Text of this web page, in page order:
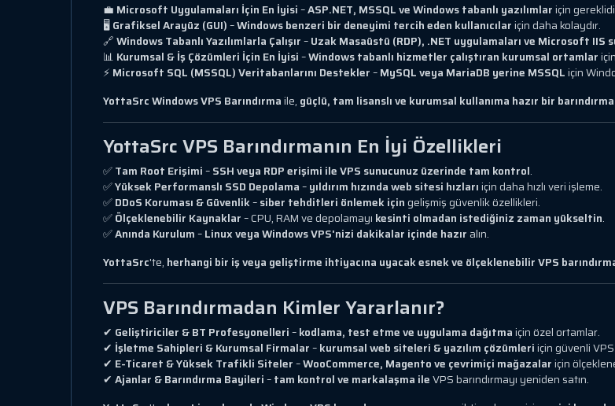
💼 Microsoft Uygulamaları İçin En İyisi–ASP.NET, MSSQL ve Windows tabanlı yazılımlariçin
🖥 Grafiksel Arayüz (GUI)–Windows benzeri bir deneyimi tercih eden kullanıcılariçin daha kolaydır.
🔗Windows Tabanlı Yazılımlarla Çalışır–Uzak Masaüstü (RDP), .NET uygulamaları ve Microsoft IIS
📊 Kurumsal & İş Çözümleri İçin En İyisi–Windows tabanlı hizmetler çalıştıran kurumsal ortamlar
⚡ Microsoft SQL (MSSQL) Veritabanlarını Destekler–MySQL veya MariaDB yerine MSSQLiçin
YottaSrc Windows VPS Barındırmaile, güçlü, tam lisanslı ve kurumsal kullanıma hazır bir
YottaSrc VPS Barındırmanın En İyi Özellikleri
✅Tam Root Erişimi–SSH veya RDP erişimi ile VPS sunucunuz üzerinde tam kontrol.
✅Yüksek Performanslı SSD Depolama–yıldırım hızında web sitesi hızlarıiçin daha hızlı veri işleme.
✅DDoS Koruması & Güvenlik–siber tehditleri önlemek içingelişmiş güvenlik özellikleri.
✅Ölçeklenebilir Kaynaklar– CPU, RAM ve depolamayı kesinti olmadan istediğiniz zaman yükseltin.
✅Anında Kurulum–Linux veya Windows VPS'nizi dakikalar içinde hazır alın.
YottaSrc'te, herhangi bir iş veya geliştirme ihtiyacına uyacak esnek ve ölçeklenebilir VPS
VPS Barındırmadan Kimler Yararlanır?
✔ Geliştiriciler & BT Profesyonelleri–kodlama, test etme ve uygulama dağıtmaiçin özel ortamlar.
✔ İşletme Sahipleri & Kurumsal Firmalar–kurumsal web siteleri & yazılım çözümleriiçin güvenli VPS
✔ E-Ticaret & Yüksek Trafikli Siteler–WooCommerce, Magento ve çevrimiçi mağazalariçin
✔ Ajanlar & Barındırma Bayileri–tam kontrol ve markalaşma ileVPS barındırmayı yeniden satın.